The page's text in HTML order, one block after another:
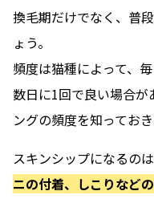
換毛期だけでなく、普
ょう。
頻度は猫種によって、
数日に1回で良い場合が
ングの頻度を知っておき
スキンシップになるのは
ニの付着、しこりなど